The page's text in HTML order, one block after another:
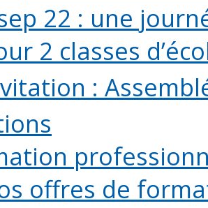
22 : une
2 classes
:
offres de